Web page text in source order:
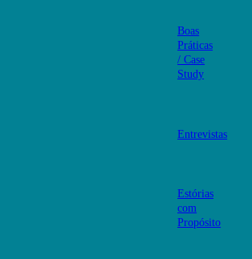
Boas
Práticas
/ Case
Study
Entrevistas
Estórias
com
Propósito